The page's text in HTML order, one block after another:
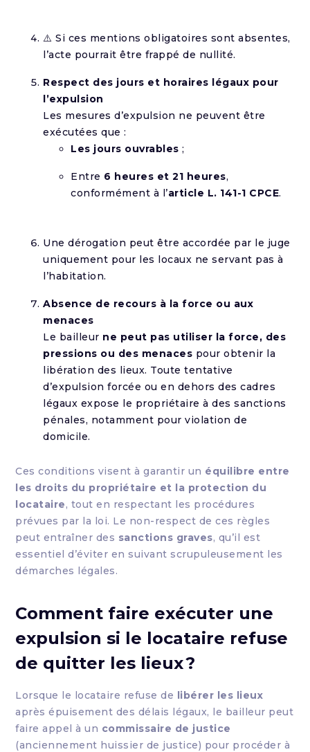
⚠️ Si ces mentions obligatoires sont absentes,
l’acte pourrait être frappé de nullité.
Respect des jours et horaires légaux pour
l’expulsion
Les mesures d’expulsion ne peuvent être
exécutées que :
Les jours ouvrables ;
Entre 6 heures et 21 heures,
conformément à l’article L. 141-1 CPCE.
Une dérogation peut être accordée par le juge
uniquement pour les locaux ne servant pas à
l’habitation.
Absence de recours à la force ou aux
menaces
Le bailleur ne peut pas utiliser la force, des
pressions ou des menaces pour obtenir la
libération des lieux. Toute tentative
d’expulsion forcée ou en dehors des cadres
légaux expose le propriétaire à des sanctions
pénales, notamment pour violation de
domicile.
Ces conditions visent à garantir un équilibre entre
les droits du propriétaire et la protection du
locataire, tout en respectant les procédures
prévues par la loi. Le non-respect de ces règles
peut entraîner des sanctions graves, qu’il est
essentiel d’éviter en suivant scrupuleusement les
démarches légales.
Comment faire exécuter une
expulsion si le locataire refuse
de quitter les lieux ?
Lorsque le locataire refuse de libérer les lieux
après épuisement des délais légaux, le bailleur peut
faire appel à un commissaire de justice
(anciennement huissier de justice) pour procéder à